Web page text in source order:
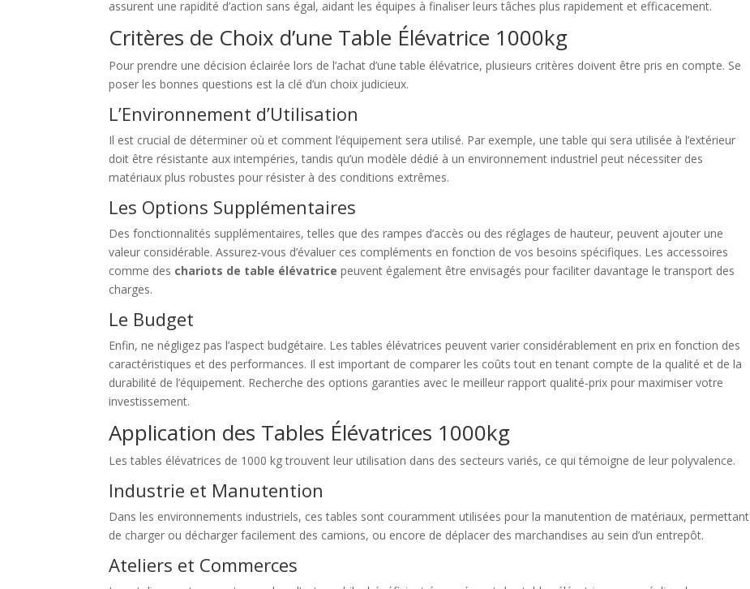
assurent une rapidité d’action sans égal, aidant les équipes à finaliser leurs tâches plus rapidement et efficacement.
Critères de Choix d’une Table Élévatrice 1000kg
Pour prendre une décision éclairée lors de l’achat d’une table élévatrice, plusieurs critères doivent être pris en compte. Se
poser les bonnes questions est la clé d’un choix judicieux.
L’Environnement d’Utilisation
Il est crucial de déterminer où et comment l’équipement sera utilisé. Par exemple, une table qui sera utilisée à l’extérieur
doit être résistante aux intempéries, tandis qu’un modèle dédié à un environnement industriel peut nécessiter des
matériaux plus robustes pour résister à des conditions extrêmes.
Les Options Supplémentaires
Des fonctionnalités supplémentaires, telles que des rampes d’accès ou des réglages de hauteur, peuvent ajouter une
valeur considérable. Assurez-vous d’évaluer ces compléments en fonction de vos besoins spécifiques. Les accessoires
comme des chariots de table élévatrice peuvent également être envisagés pour faciliter davantage le transport des
charges.
Le Budget
Enfin, ne négligez pas l’aspect budgétaire. Les tables élévatrices peuvent varier considérablement en prix en fonction des
caractéristiques et des performances. Il est important de comparer les coûts tout en tenant compte de la qualité et de la
durabilité de l’équipement. Recherche des options garanties avec le meilleur rapport qualité-prix pour maximiser votre
investissement.
Application des Tables Élévatrices 1000kg
Les tables élévatrices de 1000 kg trouvent leur utilisation dans des secteurs variés, ce qui témoigne de leur polyvalence.
Industrie et Manutention
Dans les environnements industriels, ces tables sont couramment utilisées pour la manutention de matériaux, permettant
de charger ou décharger facilement des camions, ou encore de déplacer des marchandises au sein d’un entrepôt.
Ateliers et Commerces